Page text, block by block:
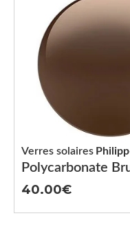
Polycarbonate
Verres solaires
40.00